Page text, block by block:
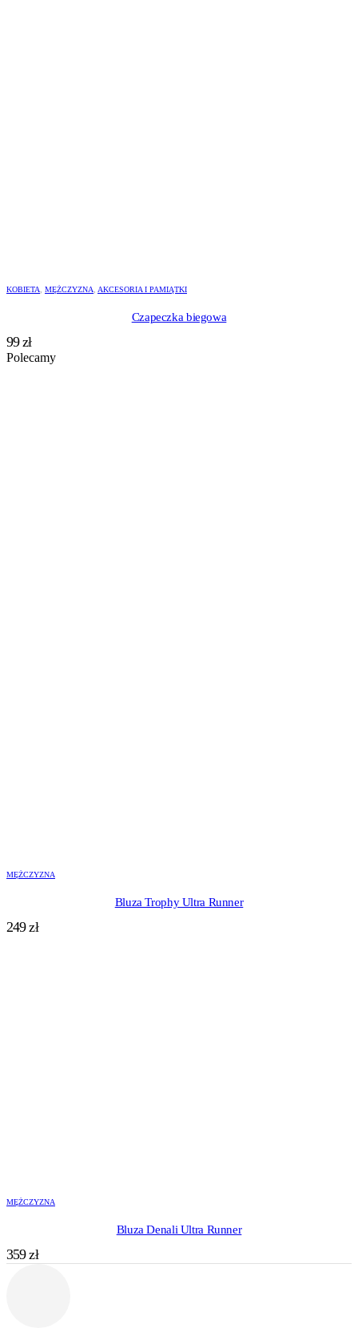
KOBIETA MĘŻCZYZNA AKCESORIA I PAMIĄTKI
Czapeczka biegowa
99zł
Polecamy
MĘŻCZYZNA
Bluza Trophy Ultra Runner
249zł
MĘŻCZYZNA
Bluza Denali Ultra Runner
359zł